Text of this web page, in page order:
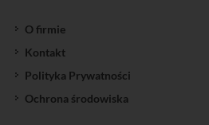
O firmie
Kontakt
Polityka Prywatności
Ochrona środowiska